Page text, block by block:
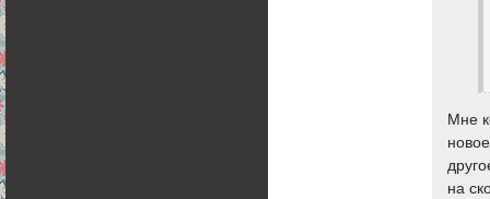
Мне
на